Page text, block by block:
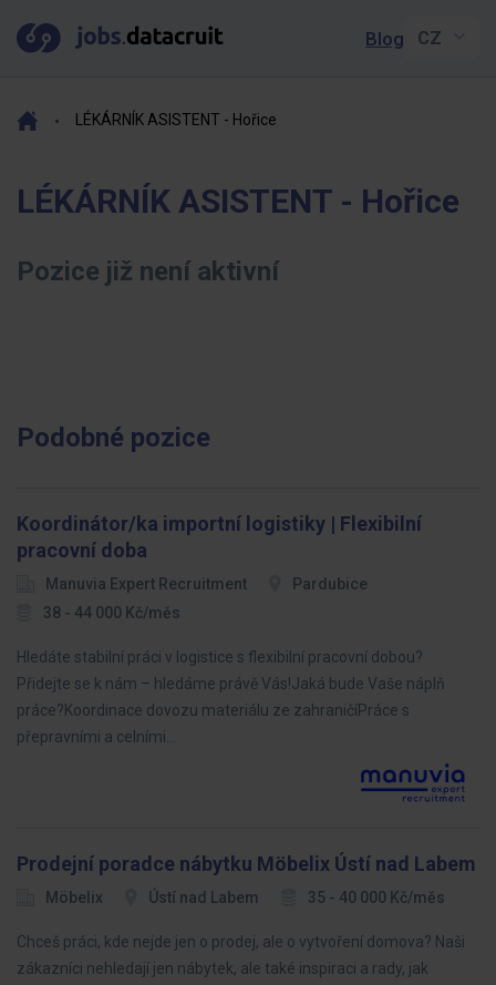
Blog
LÉKÁRNÍK ASISTENT - Hořice
LÉKÁRNÍK ASISTENT - Hořice
Pozice již není aktivní
Podobné pozice
Koordinátor/ka importní logistiky | Flexibilní
pracovní doba
Manuvia Expert Recruitment
Pardubice
38 - 44 000 Kč/měs
Hledáte stabilní práci v logistice s flexibilní pracovní dobou?
Přidejte se k nám – hledáme právě Vás!Jaká bude Vaše náplň
práce?Koordinace dovozu materiálu ze zahraničíPráce s
přepravními a celními…
Prodejní poradce nábytku Möbelix Ústí nad Labem
Möbelix Ústí nad Labem 35 - 40 000 Kč/měs
Chceš práci, kde nejde jen o prodej, ale o vytvoření domova? Naši
zákazníci nehledají jen nábytek, ale také inspiraci a rady, jak